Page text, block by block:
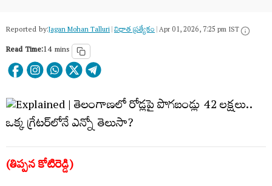
Reported by:Jagan Mohan Talluri|విధాత ప్రత్యేకం|Apr 01, 2026, 7:25 pm IST
Read Time:14 mins
(తిప్పన కోటిరెడ్డి)